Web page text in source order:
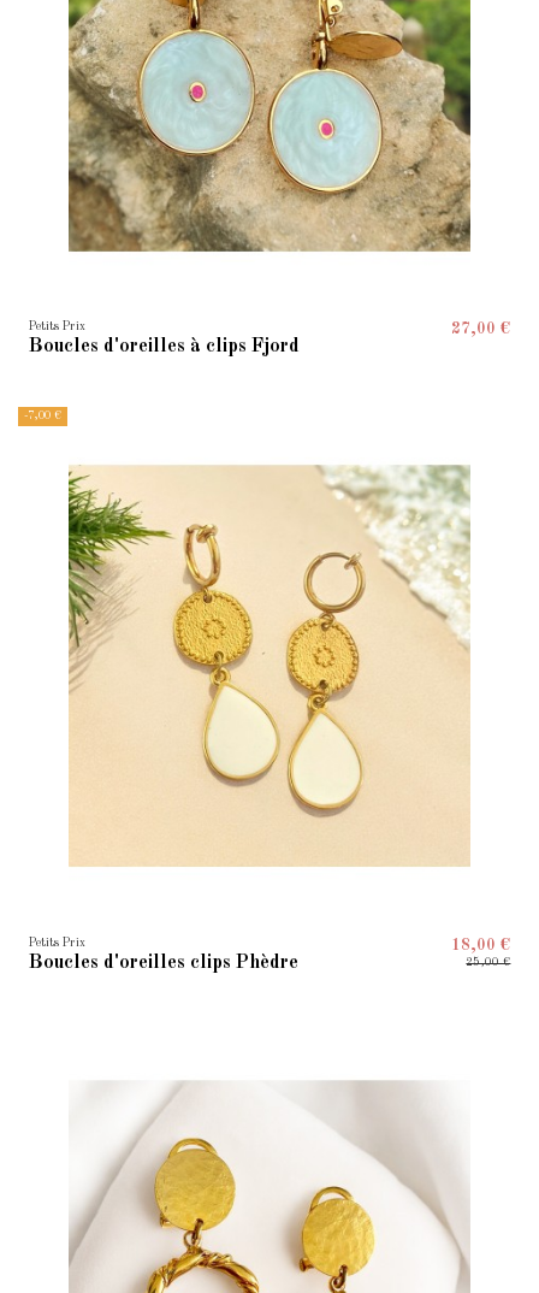
Petits Prix
Boucles d'oreilles à clips Fjord
27,00 €
-7,00 €
Petits Prix
Boucles d'oreilles clips Phèdre
18,00 €
25,00 €